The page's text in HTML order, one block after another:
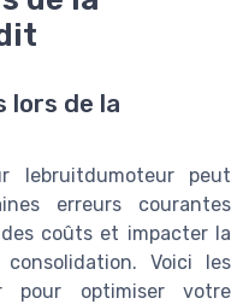
lors de la
lebruitdumoteur peut
erreurs courantes
coûts et impacter la
Voici les
pour optimiser votre